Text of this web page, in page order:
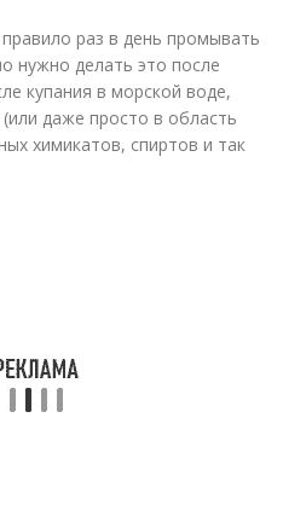
раз в день промывать
нужно делать это после
купания в морской воде,
даже просто в область
химикатов, спиртов и так